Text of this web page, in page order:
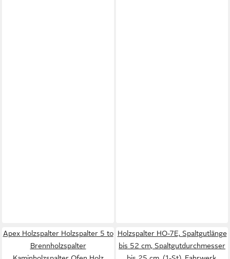
Apex Holzspalter Holzspalter 5 to
Brennholzspalter
Holzspalter HO-7E, Spaltgutlänge
bis 52 cm, Spaltgutdurchmesser